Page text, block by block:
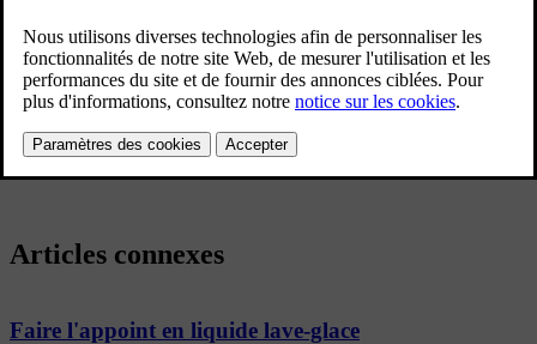
Mis à jour 28/10/2024
Pour certains liquides, il est recommandé de faire effectuer la
vidange et le remplissage dans un atelier Volvo agréé. Consultez
cette section lorsque vous avez besoin d'informations sur un liquide
et, si nécessaire, contactez un atelier Volvo agréé pour prendre
rendez-vous.
Articles connexes
Faire l'appoint en liquide lave-glace